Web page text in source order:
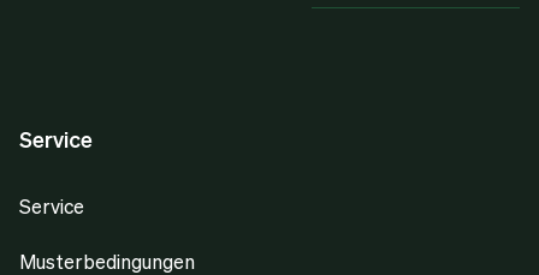
Service
Service
Musterbedingungen